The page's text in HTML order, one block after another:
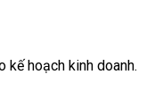
kế hoạch kinh doanh.